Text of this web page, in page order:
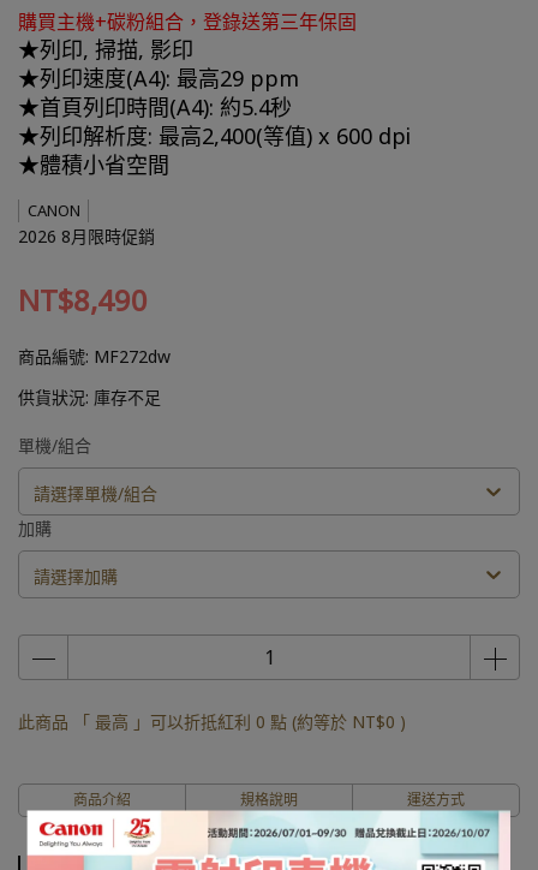
購買主機+碳粉組合，登錄送第三年保固
★列印, 掃描, 影印
★列印速度(A4): 最高29 ppm
★首頁列印時間(A4): 約5.4秒
★列印解析度: 最高2,400(等值) x 600 dpi
★體積小省空間
CANON
2026 8月限時促銷
NT$8,490
商品編號: MF272dw
供貨狀況: 庫存不足
單機/組合
請選擇單機/組合
加購
請選擇加購
此商品 「 最高 」可以折抵紅利 0 點 (約等於 NT$0 )
商品介紹 規格說明 運送方式